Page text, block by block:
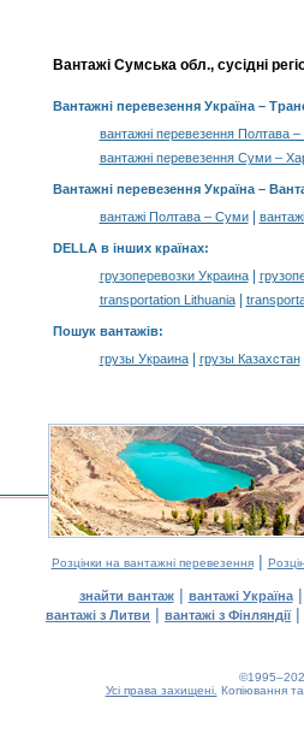
Вантажі Сумська обл., сусідні
Вантажні перевезення Україна–
вантажні перевезення Полтава
вантажні перевезення Суми –
Вантажні перевезення Україна –
вантажі Полтава – Суми|
DELLA в інших країнах:
грузоперевозки Украина|
transportation Lithuania|
Пошук вантажів:
грузы Украина| грузы Казахстан|
Розцінки на вантажні перевезення|
знайти вантаж| вантажі Україна|
вантажі з Литви | вантажі з Фінляндії|
Усі права захищені. Копіювання